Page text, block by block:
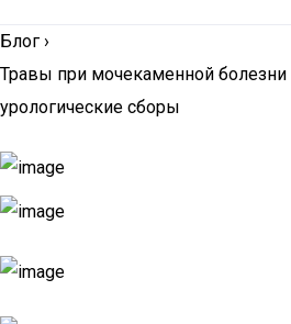
Блог ›
Травы при мочекаменной болезни
урологические сборы